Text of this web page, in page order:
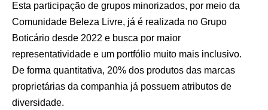
Esta participação de grupos minorizados, por meio da
Comunidade Beleza Livre, já é realizada no Grupo
Boticário desde 2022 e busca por maior
representatividade e um portfólio muito mais inclusivo.
De forma quantitativa, 20% dos produtos das marcas
proprietárias da companhia já possuem atributos de
diversidade.